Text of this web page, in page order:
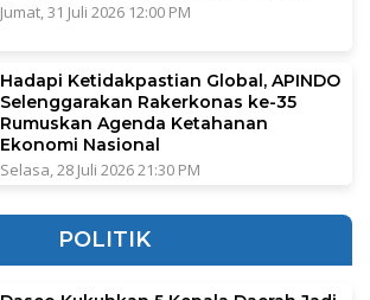
Jumat, 31 Juli 2026 12:00 PM
Hadapi Ketidakpastian Global, APINDO
Selenggarakan Rakerkonas ke-35
Rumuskan Agenda Ketahanan
Ekonomi Nasional
Selasa, 28 Juli 2026 21:30 PM
POLITIK